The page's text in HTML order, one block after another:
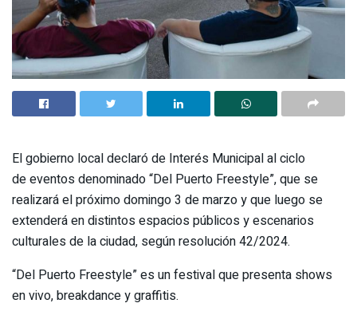
El gobierno local declaró de Interés Municipal al ciclo
de eventos denominado “Del Puerto Freestyle”, que se
realizará el próximo domingo 3 de marzo y que luego se
extenderá en distintos espacios públicos y escenarios
culturales de la ciudad, según resolución 42/2024.
“Del Puerto Freestyle” es un festival que presenta shows
en vivo, breakdance y graffitis.